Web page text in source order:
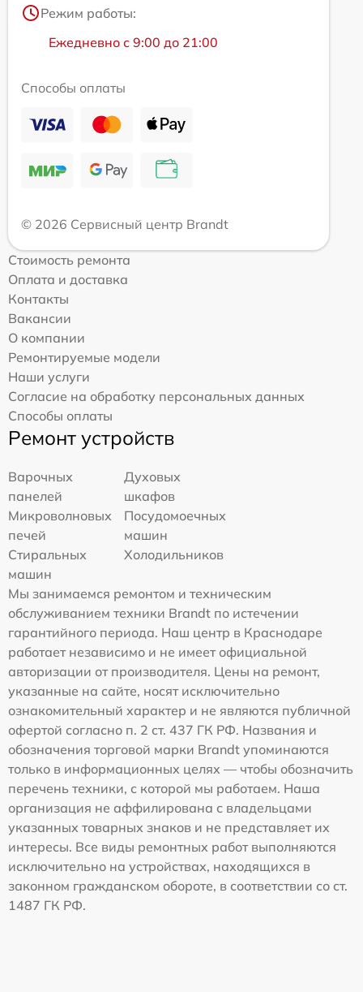
Режим работы:
Ежедневно с 9:00 до 21:00
Способы оплаты
© 2026 Сервисный центр Brandt
Стоимость ремонта
Оплата и доставка
Контакты
Вакансии
О компании
Ремонтируемые модели
Наши услуги
Согласие на обработку персональных данных
Способы оплаты
Ремонт устройств
Варочных
панелей
Духовых
шкафов
Микроволновых
печей
Посудомоечных
машин
Стиральных
машин
Холодильников
Мы занимаемся ремонтом и техническим
обслуживанием техники Brandt по истечении
гарантийного периода. Наш центр в Краснодаре
работает независимо и не имеет официальной
авторизации от производителя. Цены на ремонт,
указанные на сайте, носят исключительно
ознакомительный характер и не являются публичной
офертой согласно п. 2 ст. 437 ГК РФ. Названия и
обозначения торговой марки Brandt упоминаются
только в информационных целях — чтобы обозначить
перечень техники, с которой мы работаем. Наша
организация не аффилирована с владельцами
указанных товарных знаков и не представляет их
интересы. Все виды ремонтных работ выполняются
исключительно на устройствах, находящихся в
законном гражданском обороте, в соответствии со ст.
1487 ГК РФ.